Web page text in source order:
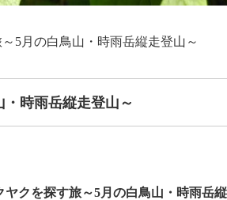
5月の白鳥山・時雨岳縦走登山～
時雨岳縦走登山～
ヤクを探す旅～5月の白鳥山・時雨岳